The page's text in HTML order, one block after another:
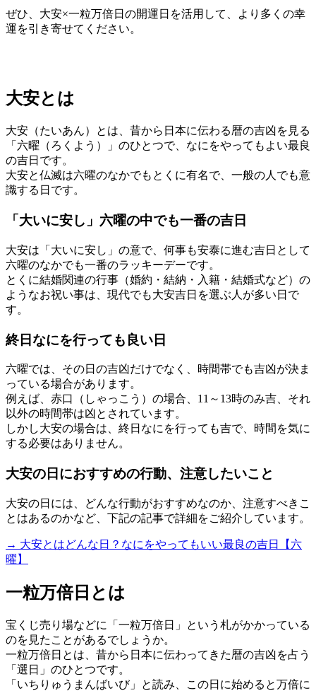
ぜひ、 大安×一粒万倍日 の開運日を活用して、より多くの幸
運を引き寄せてください。
大安とは
大安（たいあん）とは、昔から日本に伝わる暦の吉凶を見る
「六曜（ろくよう）」のひとつで、なにをやってもよい最良
の吉日です。
大安と仏滅は六曜のなかでもとくに有名で、一般の人でも意
識する日です。
「大いに安し」六曜の中でも一番の吉日
大安は「大いに安し」の意で、何事も安泰に進む吉日として
六曜のなかでも一番のラッキーデーです。
とくに結婚関連の行事（婚約・結納・入籍・結婚式など）の
ようなお祝い事は、現代でも大安吉日を選ぶ人が多い日で
す。
終日なにを行っても良い日
六曜では、その日の吉凶だけでなく、時間帯でも吉凶が決ま
っている場合があります。
例えば、赤口（しゃっこう）の場合、11～13時のみ吉、それ
以外の時間帯は凶とされています。
しかし大安の場合は、終日なにを行っても吉で、時間を気に
する必要はありません。
大安の日におすすめの行動、注意したいこと
大安の日には、どんな行動がおすすめなのか、注意すべきこ
とはあるのかなど、下記の記事で詳細をご紹介しています。
→ 大安とはどんな日？なにをやってもいい最良の吉日【六
曜】
一粒万倍日とは
宝くじ売り場などに「一粒万倍日」という札がかかっている
のを見たことがあるでしょうか。
一粒万倍日とは、昔から日本に伝わってきた暦の吉凶を占う
「選日」のひとつです。
「いちりゅうまんばいび」と読み、この日に始めると万倍に